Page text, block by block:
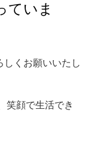
ていま
しくお願いいたし
笑顔で生活でき